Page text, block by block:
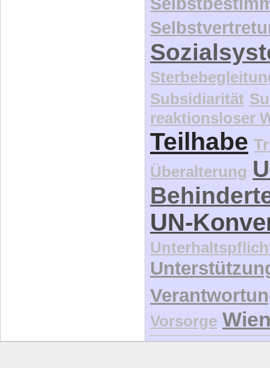
Subsidiarität
reaktionsloser
Teilhabe
Überalterung
UN-
Vorsorge